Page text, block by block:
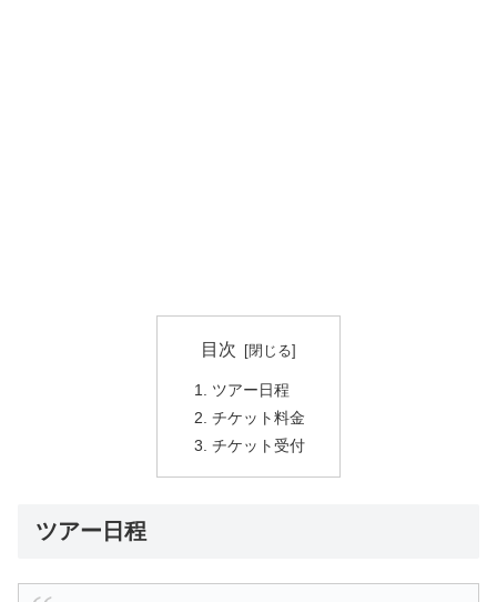
目次
ツアー日程
チケット料金
チケット受付
ツアー日程